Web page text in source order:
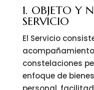
1. OBJETO Y
SERVICIO
El Servicio
constelaciones
enfoque de